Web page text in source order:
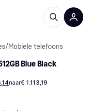
/Mobiele telefoons
Blue Black
naar€ 1.113,19